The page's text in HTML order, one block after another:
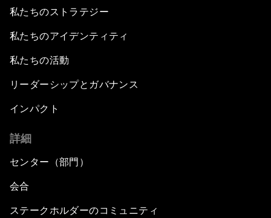
私たちのストラテジー
私たちのアイデンティティ
私たちの活動
リーダーシップとガバナンス
インパクト
詳細
センター（部門）
会合
ステークホルダーのコミュニティ